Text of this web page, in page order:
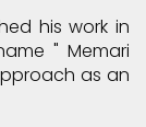
his work in
" Memari
as an